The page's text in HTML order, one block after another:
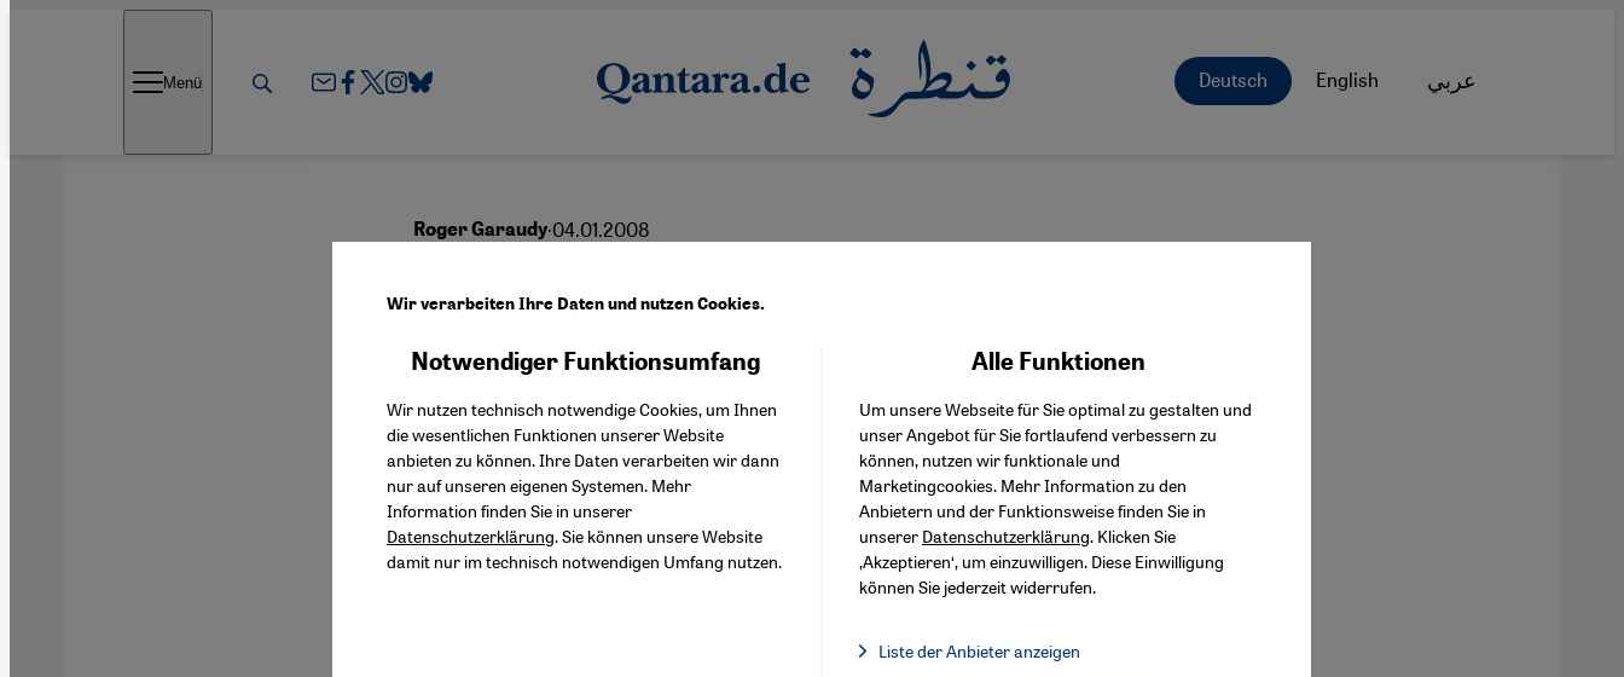
Deutsch English عربي Menü
Roger Garaudy·04.01.2008
Mythen und Wirrungen
Deutsch
Wir verarbeiten Ihre Daten und nutzen Cookies.
Notwendiger Funktionsumfang
Wir nutzen technisch notwendige Cookies, um Ihnen
die wesentlichen Funktionen unserer Website
anbieten zu können. Ihre Daten verarbeiten wir dann
nur auf unseren eigenen Systemen. Mehr
Information finden Sie in unserer
Datenschutzerklärung. Sie können unsere Website
damit nur im technisch notwendigen Umfang nutzen.
Alle Funktionen
Um unsere Webseite für Sie optimal zu gestalten und
unser Angebot für Sie fortlaufend verbessern zu
können, nutzen wir funktionale und
Marketingcookies. Mehr Information zu den
Anbietern und der Funktionsweise finden Sie in
unserer Datenschutzerklärung. Klicken Sie
‚Akzeptieren‘, um einzuwilligen. Diese Einwilligung
können Sie jederzeit widerrufen.
Liste der Anbieter anzeigen
Facebook Embed / Facebook Connect
Twitter Embed
Instagram Embed
Youtube Embed
Google Maps Embed